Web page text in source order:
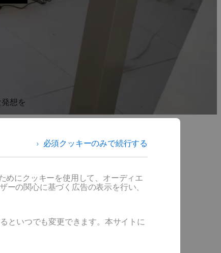
想を
誤を
りの
必須クッキーのみで続行する
めにクッキーを使用して、オーディエ
ーの関心に基づく広告の表示を行い、
といつでも変更できます。本サイトに